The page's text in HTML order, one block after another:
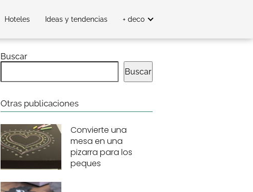
Hoteles Ideas y tendencias + deco
Buscar
Buscar
Otras publicaciones
Convierte una
mesa en una
pizarra para los
peques